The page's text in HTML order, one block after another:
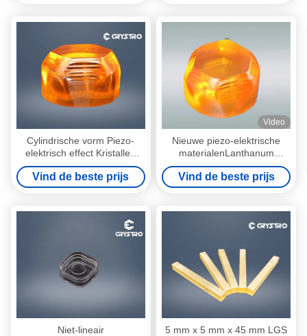
Cylindrische vorm Piezo-
elektrisch effect Kristallen
Langasite La3Ga5SiO14
LGS
Vind de beste prijs
Video
Nieuwe piezo-elektrische
materialenLanthanum
Gallium Silicaat bekend als
Langasite Crystal
Vind de beste prijs
Niet-lineair
5 mm x 5 mm x 45 mm LGS